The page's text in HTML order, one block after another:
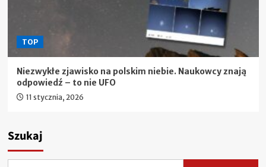
TOP
Niezwykłe zjawisko na polskim niebie. Naukowcy znają
odpowiedź – to nie UFO
11 stycznia, 2026
Szukaj